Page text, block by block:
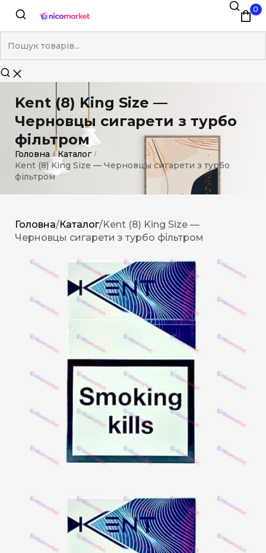
0
Kent (8) King Size —
Черновцы сигарети з турбо
фільтром
Головна / Каталог /
Kent (8) King Size — Черновцы сигарети з турбо
фільтром
Головна/Каталог/Kent (8) King Size —
Черновцы сигарети з турбо фільтром